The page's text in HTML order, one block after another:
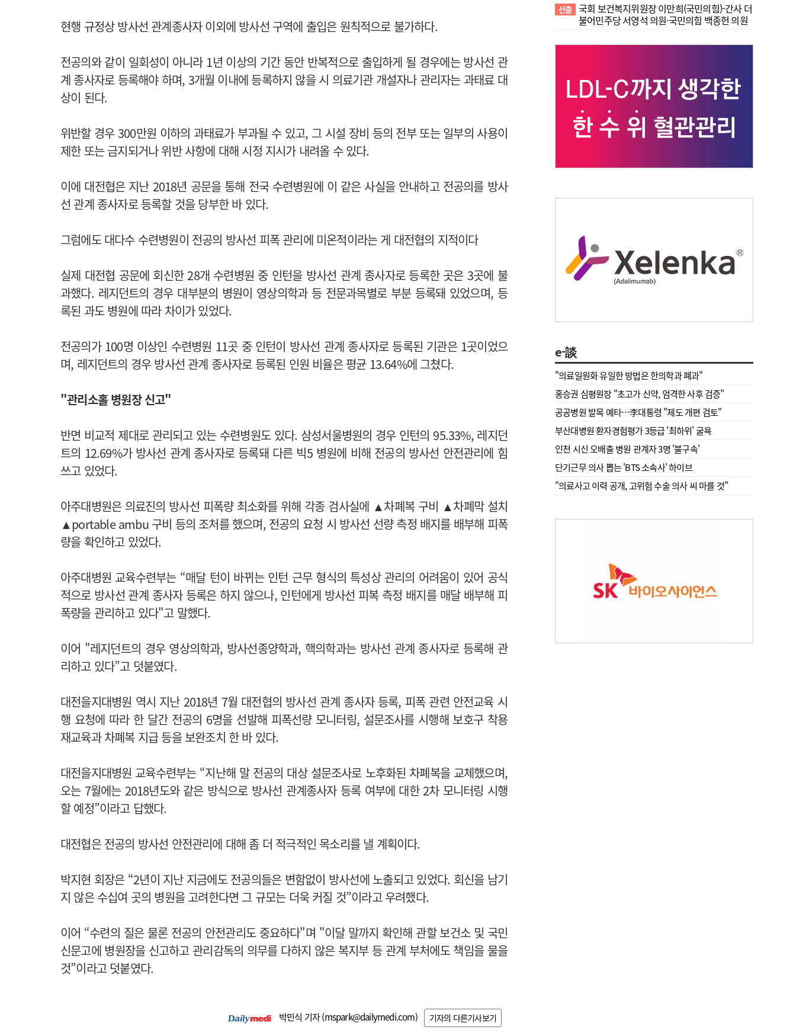
현행 규정상 방사선 관계종사자 이외에 방사선 구역에 출입은 원칙적으로 불가하다.
전공의와 같이 일회성이 아니라 1년 이상의 기간 동안 반복적으로 출입하게 될 경우에는 방사선 관
계 종사자로 등록해야 하며, 3개월 이내에 등록하지 않을 시 의료기관 개설자나 관리자는 과태료 대
상이 된다.
위반할 경우 300만원 이하의 과태료가 부과될 수 있고, 그 시설 장비 등의 전부 또는 일부의 사용이
제한 또는 금지되거나 위반 사항에 대해 시정 지시가 내려올 수 있다.
이에 대전협은 지난 2018년 공문을 통해 전국 수련병원에 이 같은 사실을 안내하고 전공의를 방사
선 관계 종사자로 등록할 것을 당부한 바 있다.
그럼에도 대다수 수련병원이 전공의 방사선 피폭 관리에 미온적이라는 게 대전협의 지적이다
실제 대전협 공문에 회신한 28개 수련병원 중 인턴을 방사선 관계 종사자로 등록한 곳은 3곳에 불
과했다. 레지던트의 경우 대부분의 병원이 영상의학과 등 전문과목별로 부분 등록돼 있었으며, 등
록된 과도 병원에 따라 차이가 있었다.
전공의가 100명 이상인 수련병원 11곳 중 인턴이 방사선 관계 종사자로 등록된 기관은 1곳이었으
며, 레지던트의 경우 방사선 관계 종사자로 등록된 인원 비율은 평균 13.64%에 그쳤다.
"관리소홀 병원장 신고"
반면 비교적 제대로 관리되고 있는 수련병원도 있다. 삼성서울병원의 경우 인턴의 95.33%, 레지던
트의 12.69%가 방사선 관계 종사자로 등록돼 다른 빅5 병원에 비해 전공의 방사선 안전관리에 힘
쓰고 있었다.
아주대병원은 의료진의 방사선 피폭량 최소화를 위해 각종 검사실에 ▲차폐복 구비 ▲차폐막 설치
▲portable ambu 구비 등의 조처를 했으며, 전공의 요청 시 방사선 선량 측정 배지를 배부해 피폭
량을 확인하고 있었다.
아주대병원 교육수련부는 “매달 턴이 바뀌는 인턴 근무 형식의 특성상 관리의 어려움이 있어 공식
적으로 방사선 관계 종사자 등록은 하지 않으나, 인턴에게 방사선 피복 측정 배지를 매달 배부해 피
폭량을 관리하고 있다"고 말했다.
이어 "레지던트의 경우 영상의학과, 방사선종양학과, 핵의학과는 방사선 관계 종사자로 등록해 관
리하고 있다”고 덧붙였다.
대전을지대병원 역시 지난 2018년 7월 대전협의 방사선 관계 종사자 등록, 피폭 관련 안전교육 시
행 요청에 따라 한 달간 전공의 6명을 선발해 피폭선량 모니터링, 설문조사를 시행해 보호구 착용
재교육과 차폐복 지급 등을 보완조치 한 바 있다.
대전을지대병원 교육수련부는 “지난해 말 전공의 대상 설문조사로 노후화된 차폐복을 교체했으며,
오는 7월에는 2018년도와 같은 방식으로 방사선 관계종사자 등록 여부에 대한 2차 모니터링 시행
할 예정”이라고 답했다.
대전협은 전공의 방사선 안전관리에 대해 좀 더 적극적인 목소리를 낼 계획이다.
박지현 회장은 “2년이 지난 지금에도 전공의들은 변함없이 방사선에 노출되고 있었다. 회신을 남기
지 않은 수십여 곳의 병원을 고려한다면 그 규모는 더욱 커질 것”이라고 우려했다.
이어 “수련의 질은 물론 전공의 안전관리도 중요하다"며 "이달 말까지 확인해 관할 보건소 및 국민
신문고에 병원장을 신고하고 관리감독의 의무를 다하지 않은 복지부 등 관계 부처에도 책임을 물을
것”이라고 덧붙였다.
박민식 기자 (mspark@dailymedi.com) 기자의 다른기사보기
선출 국회 보건복지위원장 이만희(국민의힘)-간사 더
불어민주당 서영석 의원·국민의힘 백종헌 의원
e-談
"의료일원화 유일한 방법은 한의학과 폐과"
홍승권 심평원장 " 초고가 신약, 엄격한 사후 검증"
공공병원 발목 예타…李대통령 "제도 개편 검토"
부산대병원 환자경험평가 3등급 '최하위' 굴욕
인천 시신 오배출 병원 관계자 3명 '불구속'
단기근무 의사 뽑는 'BTS 소속사' 하이브
"의료사고 이력 공개, 고위험 수술 의사 씨 마를 것"